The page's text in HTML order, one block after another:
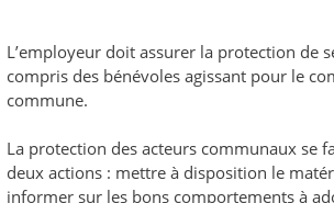
L’employeur doit assurer la protection de
compris des bénévoles agissant pour le
commune.
La protection des acteurs communaux se
deux actions : mettre à disposition le
informer sur les bons comportements à